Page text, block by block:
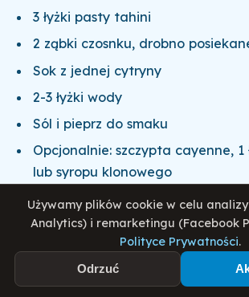
3 łyżki pasty tahini
2 ząbki czosnku, drobno
Sok z jednej cytryny
2-3 łyżki wody
Sól i pieprz do smaku
Opcjonalnie: szczypta cayenne, 1
lub syropu klonowego
Do podania:
Świeża kolendra lub pietruszka
Pestki granatu (opcjonalnie)
Używamy plików cookie w celu
Analytics) i remarketingu (Facebook
Polityce Prywatności.
Odrzuć